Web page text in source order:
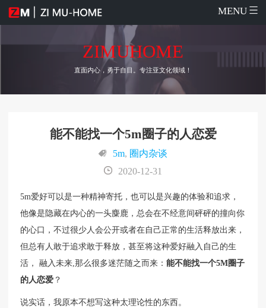
MENU
ZIMUHOME
直面内心，勇于自目。专注亚文化领域！
能不能找一个5m圈子的人恋爱
5m, 圈内杂谈
2020-12-31
5m爱好可以是一种精神寄托，也可以是兴趣的体验和追求，
他像是隐藏在内心的一头麋鹿，总会在不经意间砰砰的撞向你
的心口，不过很少人会公开或者在自己正常的生活释放出来，
但总有人敢于追求敢于释放，甚至将这种爱好融入自己的生
活， 融入未来,那么很多迷茫随之而来：能不能找一个5M圈子
的人恋爱 ？
说实话，我原本不想写这种太理论性的东西。